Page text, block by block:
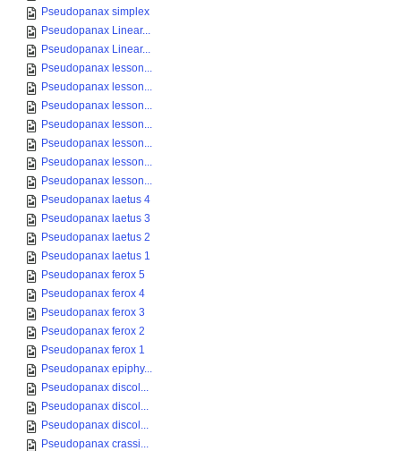
Pseudopanax simplex
Pseudopanax Linear...
Pseudopanax Linear...
Pseudopanax lesson...
Pseudopanax lesson...
Pseudopanax lesson...
Pseudopanax lesson...
Pseudopanax lesson...
Pseudopanax lesson...
Pseudopanax lesson...
Pseudopanax laetus 4
Pseudopanax laetus 3
Pseudopanax laetus 2
Pseudopanax laetus 1
Pseudopanax ferox 5
Pseudopanax ferox 4
Pseudopanax ferox 3
Pseudopanax ferox 2
Pseudopanax ferox 1
Pseudopanax epiphy...
Pseudopanax discol...
Pseudopanax discol...
Pseudopanax discol...
Pseudopanax crassi...